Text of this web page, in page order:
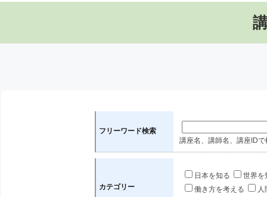
フリーワード検索
講座名、講師名、講座IDで
カテゴリー
日本を知る
世界を
働き方を考える
人